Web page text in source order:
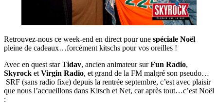
Retrouvez-nous ce week-end en direct pour une spéciale Noël
pleine de cadeaux…forcément kitschs pour vos oreilles !
Avec en quest starTidav, ancien animateur surFun Radio,
Skyrock et Virgin Radio, et grand de la FM malgré son pseudo…
SRF (sans radio fixe) depuis la rentrée septembre, c’est avec plaisir
que nous l’accueillons dans Kitsch et Net, car après tout…c’est Noël
: